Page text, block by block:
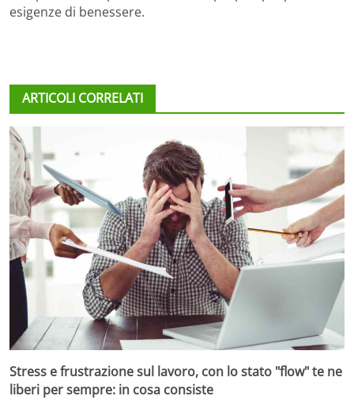
esigenze di benessere.
ARTICOLI CORRELATI
Stress e frustrazione sul lavoro, con lo stato "flow" te ne
liberi per sempre: in cosa consiste